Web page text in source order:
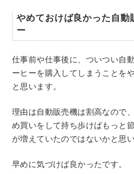
やめておけば良かった自動
ー
仕事前や仕事後に、ついつい自
ーヒーを購入してしまうことを
と思います。
理由は自動販売機は割高なので
め買いをして持ち歩けばもっと
が増えていたのではないかと思い
早めに気づけば良かったです。